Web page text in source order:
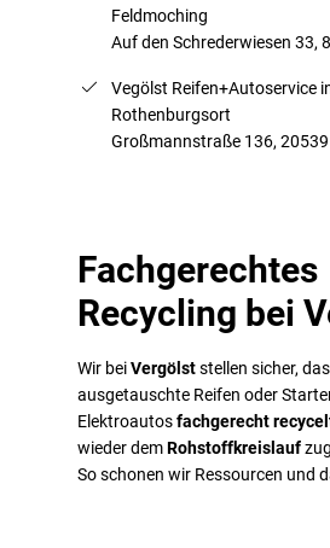
Feldmoching
Auf den Schrederwiesen 33,
Vegölst Reifen+Autoservice
Rothenburgsort
Großmannstraße 136,
Fachgerechtes
Recycling bei
Wir beiVergölststellen sicher,
ausgetauschte Reifen oder
Elektroautosfachgerecht
wieder demRohstoffkreislauf
So schonen wir Ressourcen und